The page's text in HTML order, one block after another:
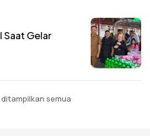
Saat Gelar
semua